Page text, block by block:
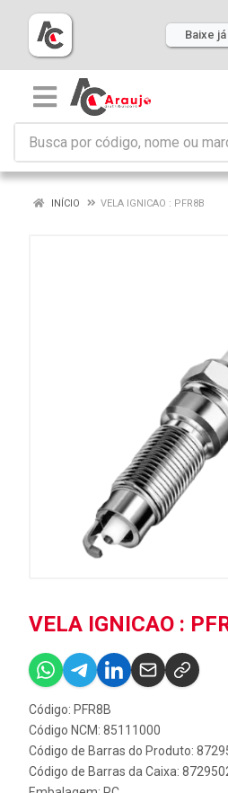
Baixe
INÍCIO VELA IGNICAO : PFR8B
VELA IGNICAO :
Código: PFR8B
Código NCM: 85111000
Código de Barras do Produto:
Código de Barras da Caixa: